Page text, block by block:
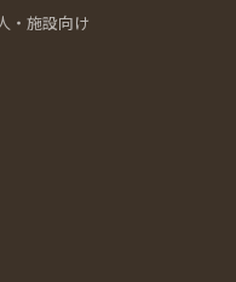
・施設向け